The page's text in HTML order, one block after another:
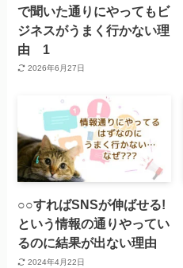
で聞いた通りにやってもビ
ジネスがうまく行かない理
由 1
2026年6月27日
○○すればSNSが伸ばせる!
という情報の通りやってい
るのに結果が出ない理由
2024年4月22日